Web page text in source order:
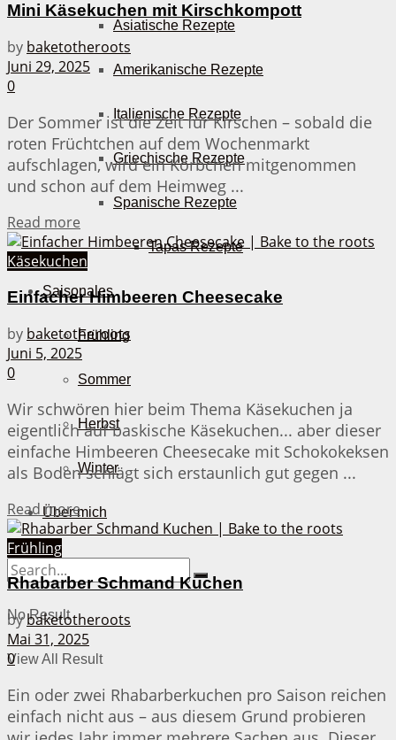
Asiatische Rezepte
Amerikanische Rezepte
Italienische Rezepte
Griechische Rezepte
Spanische Rezepte
Tapas Rezepte
Saisonales
Frühling
Sommer
Herbst
Winter
Über mich
No Result
View All Result
Mini Käsekuchen mit Kirschkompott
by baketotheroots
Juni 29, 2025
0
Der Sommer ist die Zeit für Kirschen – sobald die
roten Früchtchen auf dem Wochenmarkt
aufschlagen, wird ein Körbchen mitgenommen
und schon auf dem Heimweg ...
Read more
Käsekuchen
Einfacher Himbeeren Cheesecake
by baketotheroots
Juni 5, 2025
0
Wir schwören hier beim Thema Käsekuchen ja
eigentlich auf baskische Käsekuchen... aber dieser
einfache Himbeeren Cheesecake mit Schokokeksen
als Boden schlägt sich erstaunlich gut gegen ...
Read moreDetails
Frühling
Rhabarber Schmand Kuchen
by baketotheroots
Mai 31, 2025
0
Ein oder zwei Rhabarberkuchen pro Saison reichen
einfach nicht aus – aus diesem Grund probieren